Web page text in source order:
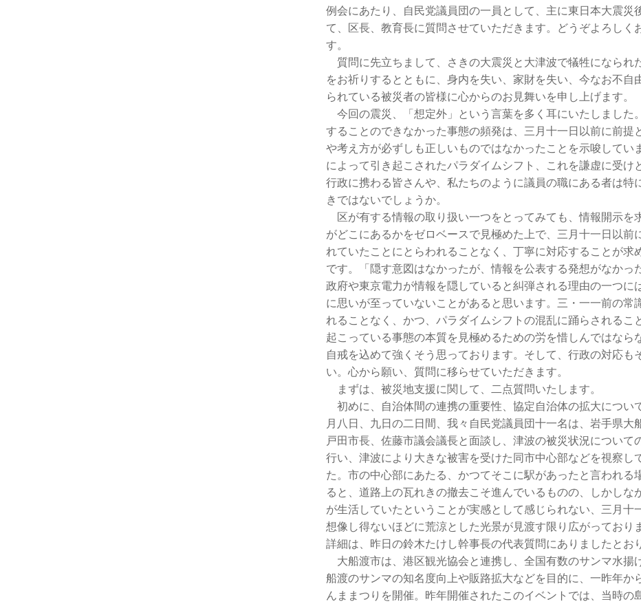
例会にあたり、自民党議員団の一員として、主に東日本大震災
て、区長、教育長に質問させていただきます。どうぞよろしく
す。
質問に先立ちまして、さきの大震災と大津波で犠牲になられ
をお祈りするとともに、身内を失い、家財を失い、今なお不自
られている被災者の皆様に心からのお見舞いを申し上げます。
今回の震災、「想定外」という言葉を多く耳にいたしました
することのできなかった事態の頻発は、三月十一日以前に前提
や考え方が必ずしも正しいものではなかったことを示唆してい
によって引き起こされたパラダイムシフト、これを謙虚に受け
行政に携わる皆さんや、私たちのように議員の職にある者は特
きではないでしょうか。
区が有する情報の取り扱い一つをとってみても、情報開示を
がどこにあるかをゼロベースで見極めた上で、三月十一日以前
れていたことにとらわれることなく、丁寧に対応することが求
です。「隠す意図はなかったが、情報を公表する発想がなかっ
政府や東京電力が情報を隠していると糾弾される理由の一つに
に思いが至っていないことがあると思います。三・一一前の常
れることなく、かつ、パラダイムシフトの混乱に踊らされるこ
起こっている事態の本質を見極めるための労を惜しんではなら
自戒を込めて強くそう思っております。そして、行政の対応も
い。心から願い、質問に移らせていただきます。
まずは、被災地支援に関して、二点質問いたします。
初めに、自治体間の連携の重要性、協定自治体の拡大につい
月八日、九日の二日間、我々自民党議員団十一名は、岩手県大
戸田市長、佐藤市議会議長と面談し、津波の被災状況について
行い、津波により大きな被害を受けた同市中心部などを視察し
た。市の中心部にあたる、かつてそこに駅があったと言われる
ると、道路上の瓦れきの撤去こそ進んでいるものの、しかしな
が生活していたということが実感として感じられない、三月十
想像し得ないほどに荒涼とした光景が見渡す限り広がっており
詳細は、昨日の鈴木たけし幹事長の代表質問にありましたとお
大船渡市は、港区観光協会と連携し、全国有数のサンマ水揚
船渡のサンマの知名度向上や販路拡大などを目的に、一昨年か
んままつりを開催。昨年開催されたこのイベントでは、当時の